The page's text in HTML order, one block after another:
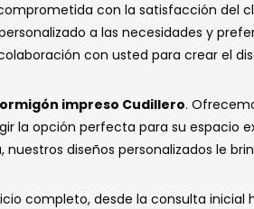
con la satisfacción del
a las necesidades y
con usted para crear el
impreso Cudillero.
la opción perfecta para su espacio
diseños personalizados le
completo, desde la consulta inicial